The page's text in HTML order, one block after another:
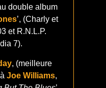
double album
’, (Charly et
et R.N.L.P.
7).
, (meilleure
Joe Williams,